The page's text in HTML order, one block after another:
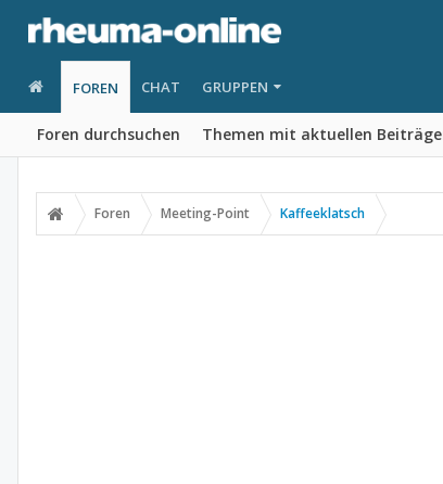
FOREN
Foren durchsuchen Themen mit aktuellen
CHAT GRUPPEN
Foren Meeting-Point Kaffeeklatsch